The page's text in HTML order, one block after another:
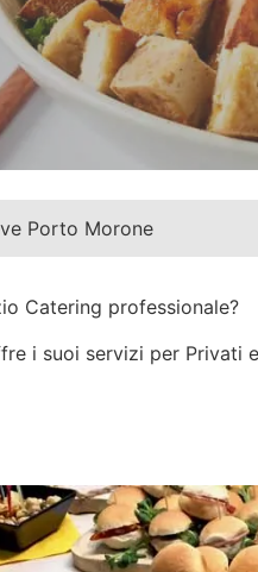
Porto Morone
Catering professionale?
i suoi servizi per Privati